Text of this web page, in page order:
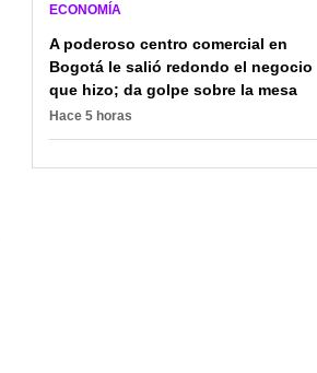
ECONOMÍA
A poderoso centro comercial en
Bogotá le salió redondo el negocio
que hizo; da golpe sobre la mesa
Hace 5 horas